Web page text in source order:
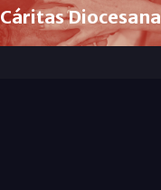
Cáritas Diocesana